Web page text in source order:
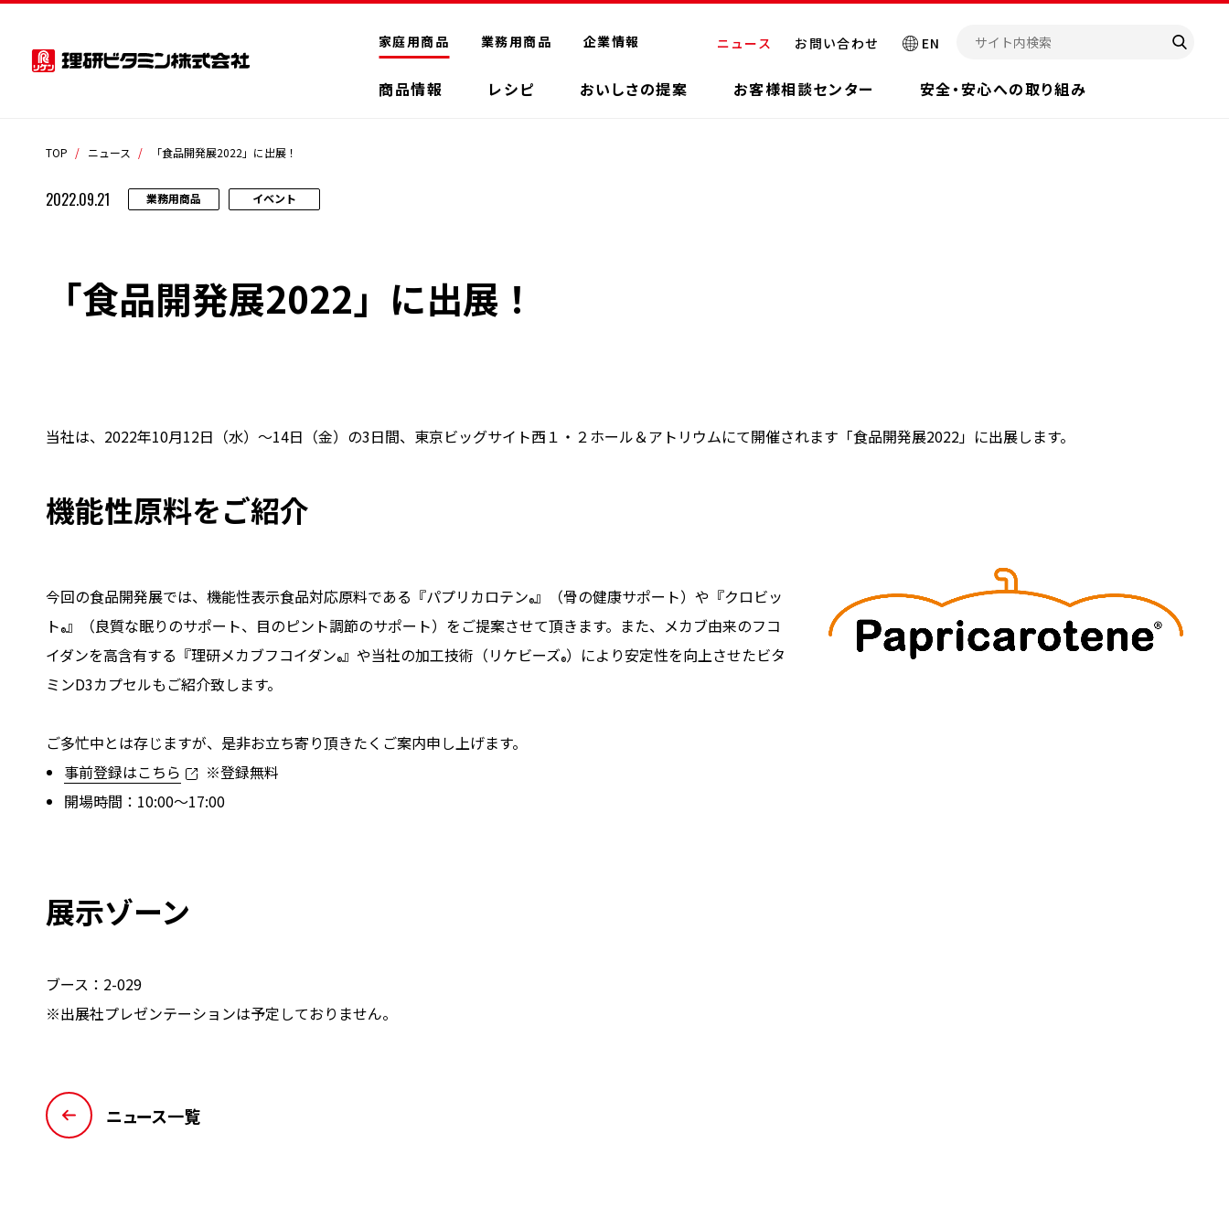
家庭用商品 業務用商品 企業情報 ニュース お問い合わせ EN
商品情報 レシピ おいしさの提案 お客様相談センター 安全・安心への取り組み
TOP ニュース 「食品開発展2022」に出展！
2022.09.21 業務用商品 イベント
「食品開発展2022」に出展！
当社は、2022年10月12日（水）～14日（金）の3日間、東京ビッグサイト西１・２ホール＆アトリウムにて開催されます「食品開発展2022」に出展します。
機能性原料をご紹介
今回の食品開発展では、機能性表示食品対応原料である『パプリカロテン®』（骨の健康サポート）や『クロビッ
ト®』（良質な眠りのサポート、目のピント調節のサポート）をご提案させて頂きます。また、メカブ由来のフコ
イダンを高含有する『理研メカブフコイダン®』や当社の加工技術（リケビーズ®）により安定性を向上させたビタ
ミンD3カプセルもご紹介致します。
ご多忙中とは存じますが、是非お立ち寄り頂きたくご案内申し上げます。
事前登録はこちら
※登録無料
開場時間：10:00～17:00
展示ゾーン
ブース：2-029
※出展社プレゼンテーションは予定しておりません。
ニュース一覧